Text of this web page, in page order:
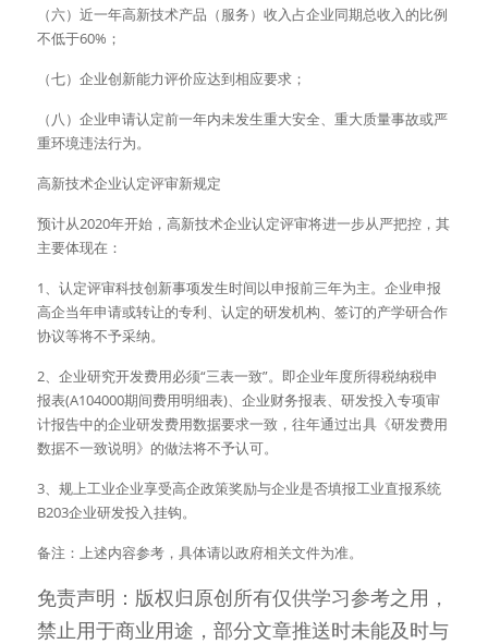
（六）近一年高新技术产品（服务）收入占企业同期总收入的比例
不低于60%；
（七）企业创新能力评价应达到相应要求；
（八）企业申请认定前一年内未发生重大安全、重大质量事故或严
重环境违法行为。
高新技术企业认定评审新规定
预计从2020年开始，高新技术企业认定评审将进一步从严把控，其
主要体现在：
1、认定评审科技创新事项发生时间以申报前三年为主。企业申报
高企当年申请或转让的专利、认定的研发机构、签订的产学研合作
协议等将不予采纳。
2、企业研究开发费用必须“三表一致”。即企业年度所得税纳税申
报表(A104000期间费用明细表)、企业财务报表、研发投入专项审
计报告中的企业研发费用数据要求一致，往年通过出具《研发费用
数据不一致说明》的做法将不予认可。
3、规上工业企业享受高企政策奖励与企业是否填报工业直报系统
B203企业研发投入挂钩。
备注：上述内容参考，具体请以政府相关文件为准。
免责声明：版权归原创所有仅供学习参考之用，
禁止用于商业用途，部分文章推送时未能及时与